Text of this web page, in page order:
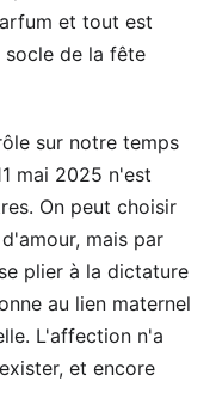
et tout est
socle de la fête
sur notre temps
mai 2025 n'est
On peut choisir
mais par
plier à la dictature
au lien maternel
L'affection n'a
et encore